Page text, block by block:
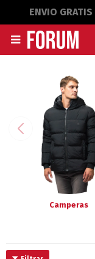
ENVIO GRATIS

Camperas